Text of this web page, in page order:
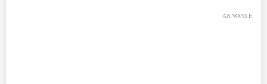
ANNONSE